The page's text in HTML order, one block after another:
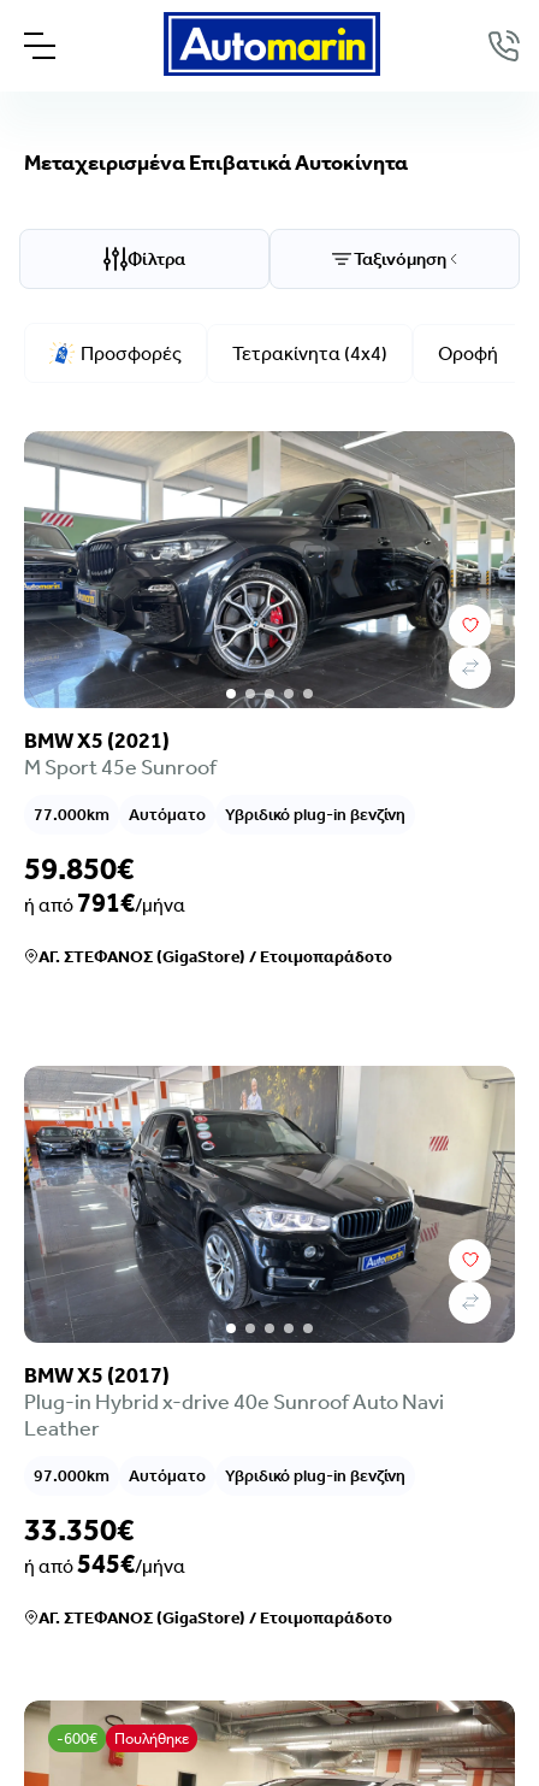
Μεταχειρισμένα Επιβατικά Αυτοκίνητα
Φίλτρα Ταξινόμηση
Προσφορές Τετρακίνητα (4x4) Οροφή
BMW X5 (2021)
M Sport 45e Sunroof
77.000km Αυτόματο Υβριδικό plug-in βενζίνη
59.850€
ή από 791€/μήνα
ΑΓ. ΣΤΕΦΑΝΟΣ (GigaStore) /Ετοιμοπαράδοτο
BMW X5 (2017)
Plug-in Hybrid x-drive 40e Sunroof Auto Navi
Leather
97.000km Αυτόματο Υβριδικό plug-in βενζίνη
33.350€
ή από545€/μήνα
ΑΓ. ΣΤΕΦΑΝΟΣ (GigaStore) /Ετοιμοπαράδοτο
-600€ Πουλήθηκε
Μάρκα/Μοντέλο
Μοντέλο
Τιμή
Επιλογές χρηματοδότησης
Χρονολογία
Καύσιμο
Σασμάν
Χιλιόμετρα
Κυβικά
Μετάδοση
Εξοπλισμός
Ρύποι
Κατάστημα